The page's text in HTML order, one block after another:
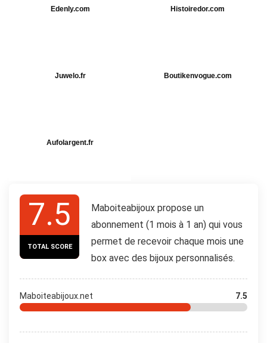
Edenly.com Histoiredor.com
Juwelo.fr Boutikenvogue.com
Aufolargent.fr
7.5
TOTAL SCORE
Maboiteabijoux propose un
abonnement (1 mois à 1 an) qui vous
permet de recevoir chaque mois une
box avec des bijoux personnalisés.
Maboiteabijoux.net 7.5